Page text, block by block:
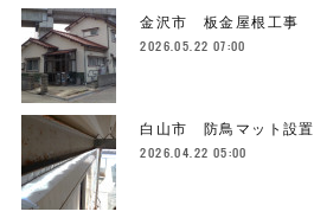
金沢市 板金屋根工事
2026.05.22 07:00
白山市 防鳥マット設置
2026.04.22 05:00